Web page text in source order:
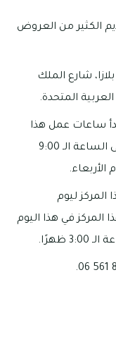
الكثير من العروض
شارع الملك
المتحدة.
ساعات عمل هذا
المركز من الساعة الـ 9:00 صباحًا وحتى الساعة الـ 9:00
المركز ليوم
في هذا اليوم